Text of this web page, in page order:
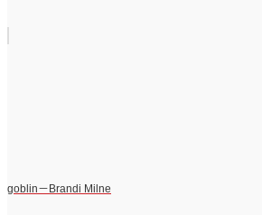
goblin－Brandi Milne